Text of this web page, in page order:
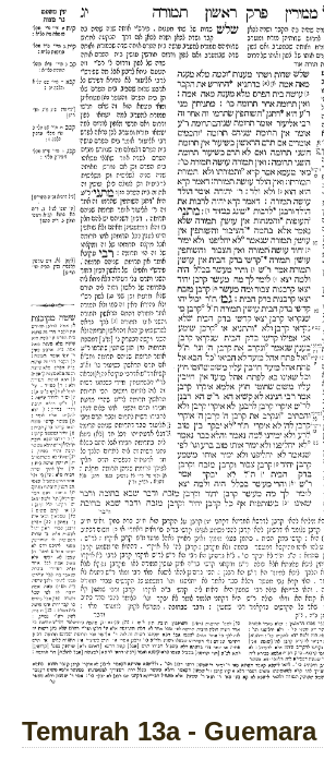
Temurah 13a - Guemara